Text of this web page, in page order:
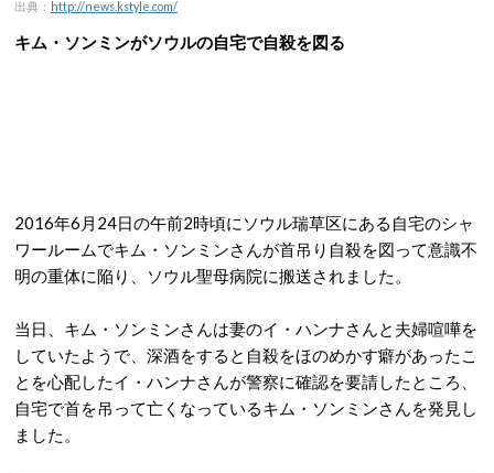
出典： http://news.kstyle.com/
キム・ソンミンがソウルの自宅で自殺を図る
2016年6月24日の午前2時頃にソウル瑞草区にある自宅のシャ
ワールームでキム・ソンミンさんが首吊り自殺を図って意識不
明の重体に陥り、ソウル聖母病院に搬送されました。
当日、キム・ソンミンさんは妻のイ・ハンナさんと夫婦喧嘩を
していたようで、深酒をすると自殺をほのめかす癖があったこ
とを心配したイ・ハンナさんが警察に確認を要請したところ、
自宅で首を吊って亡くなっているキム・ソンミンさんを発見し
ました。